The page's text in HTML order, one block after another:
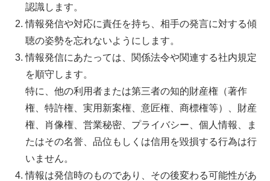
認識します。
情報発信や対応に責任を持ち、相手の発言に対する傾
聴の姿勢を忘れないようにします。
情報発信にあたっては、関係法令や関連する社内規定
を順守します。
特に、他の利用者または第三者の知的財産権（著作
権、特許権、実用新案権、意匠権、商標権等）、財産
権、肖像権、営業秘密、プライバシー、個人情報、ま
たはその名誉、品位もしくは信用を毀損する行為は行
いません。
情報は発信時のものであり、その後変わる可能性があ